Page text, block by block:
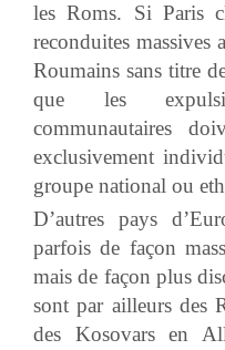
les Roms. Si Paris
reconduites massives
Roumains sans titre
que les
communautaires
exclusivement
groupe national ou
D’autres pays
parfois de façon
mais de façon plus
sont par ailleurs des
des Kosovars en